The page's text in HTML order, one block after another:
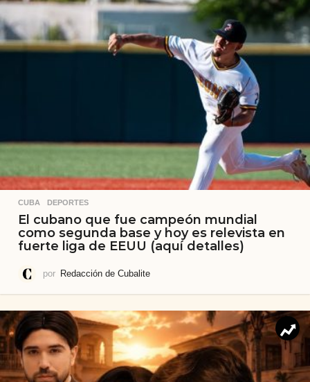
CUBA ,DEPORTES
El cubano que fue campeón mundial
como segunda base y hoy es relevista en
fuerte liga de EEUU (aquí detalles)
por Redacción de Cubalite